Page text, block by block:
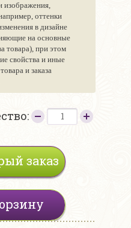
изображения,
оттенки
в дизайне
на основные
товара), при этом
свойства и иные
и заказа
заказ